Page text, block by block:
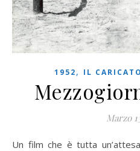
1952, IL
Marzo
Un film che è tutta un’attesa, una solitaria e sconsolata